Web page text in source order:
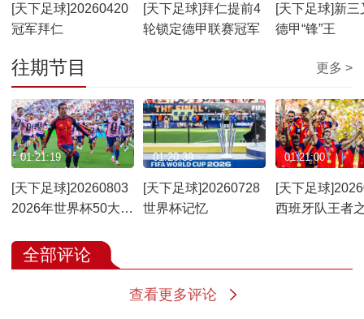
[天下足球]20260420
冠军拜仁
[天下足球]拜仁提前4
轮锁定德甲联赛冠军
[天下足球]新三
德甲“锋”王
往期节目 更多 >
[天下足球]20260803
2026年世界杯50大名
01:21:19
[天下足球]20260728
世界杯记忆
01:20:39
[天下足球
西班牙队王者
01:21:00
全部评论
查看更多评论